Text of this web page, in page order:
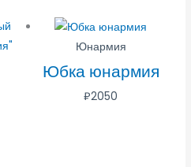
Юнармия
Юбка юнармия
₽2050